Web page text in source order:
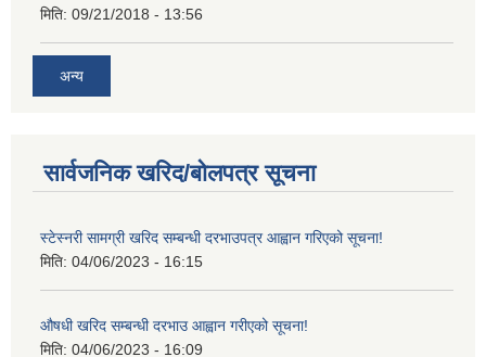
मिति: 09/21/2018 - 13:56
अन्य
सार्वजनिक खरिद/बोलपत्र सूचना
स्टेस्नरी सामग्री खरिद सम्बन्धी दरभाउपत्र आह्वान गरिएको सूचना!
मिति: 04/06/2023 - 16:15
औषधी खरिद सम्बन्धी दरभाउ आह्वान गरीएको सूचना!
मिति: 04/06/2023 - 16:09